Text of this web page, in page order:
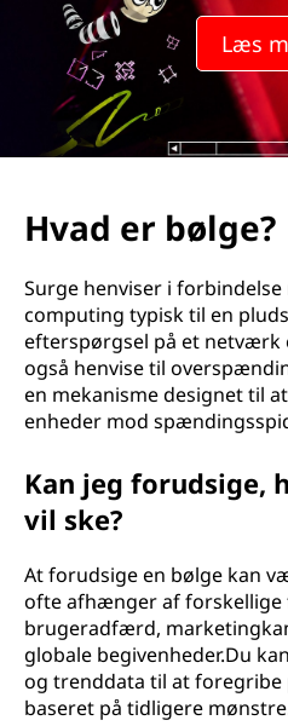
Læs
Hvad er bølge?
Surge henviser i
computing typisk til en
efterspørgsel på et netværk
også henvise til
en mekanisme designet til
enheder mod
Kan jeg forudsige,
vil ske?
At forudsige en bølge kan
ofte afhænger af forskellige
brugeradfærd,
globale begivenheder.Du
og trenddata til at
baseret på tidligere